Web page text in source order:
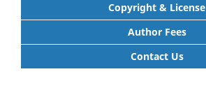
Copyright & License
Author Fees
Contact Us